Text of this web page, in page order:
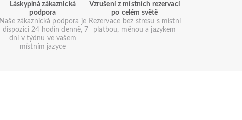
Láskyplná zákaznická
podpora
Naše zákaznická podpora je
dispozici 24 hodin denně, 7
dní v týdnu ve vašem
místním jazyce
Vzrušení z místních rezervací
po celém světě
Rezervace bez stresu s místní
platbou, měnou a jazykem